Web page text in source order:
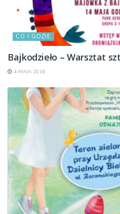
CO I GDZIE
Bajkodzieło – Warsztat
4 MAJA 2016